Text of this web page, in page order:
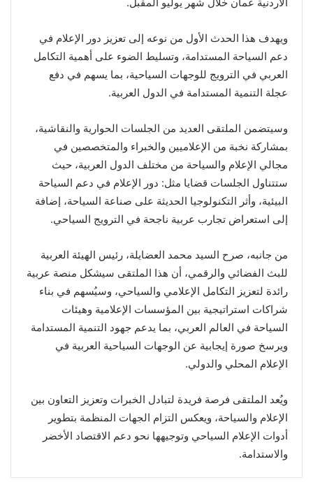
ويهدف هذا الحدث الأول من نوعه إلى تعزيز دور الإعلام في
دعم السياحة المستدامة، وتسليط الضوء على أهمية التكامل
العربي في الترويج للوجهات السياحية، بما يسهم في دفع
عجلة التنمية المستدامة في الدول العربية.
وسيتضمن الملتقى العديد من الجلسات الحوارية والنقاشية،
بمشاركة نخبة من الإعلاميين والخبراء والمتخصصين في
مجالي الإعلام والسياحة من مختلف الدول العربية، حيث
ستتناول الجلسات قضايا مثل: دور الإعلام في دعم السياحة
البيئية، وأثر التكنولوجيا الحديثة على صناعة السياحة، إضافة
إلى استعراض تجارب عربية ناجحة في الترويج السياحي.
من جانبه، صرح السيد محمد العضايلة، رئيس الهيئة العربية
للبث الفضائي والرقمي، أن هذا الملتقى سيشكل منصة عربية
رائدة لتعزيز التكامل الإعلامي والسياحي، وسيُسهم في بناء
شراكات استراتيجية بين المؤسسات الإعلامية وهيئات
السياحة في العالم العربي، بما يدعم جهود التنمية المستدامة
ويرسخ صورة إيجابية عن الوجهات السياحية العربية في
الإعلام المحلي والدولي.
ويُعد الملتقى فرصة فريدة لتبادل الخبرات وتعزيز التعاون بين
الإعلام والسياحة، ويعكس التزام الجهات المنظمة بتطوير
أدوات الإعلام السياحي وتوجيهها نحو دعم الاقتصاد الأخضر
والاستدامة.